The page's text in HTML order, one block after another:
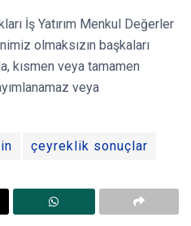
İş Yatırım Menkul Değerler
olmaksızın başkaları
kısmen veya tamamen
veya
çeyreklik sonuçlar